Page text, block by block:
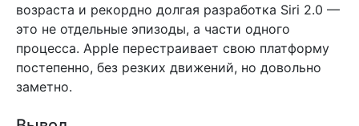
возраста и рекордно долгая разработка Siri 2.0 —
это не отдельные эпизоды, а части одного
процесса. Apple перестраивает свою платформу
постепенно, без резких движений, но довольно
заметно.